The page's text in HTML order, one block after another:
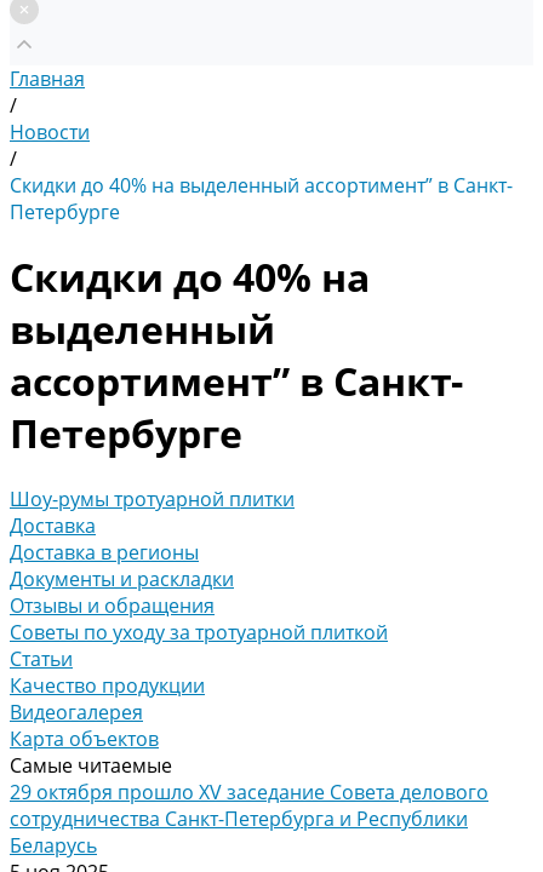
Главная
/
Новости
/
Скидки до 40% на выделенный ассортимент” в Санкт-
Петербурге
Скидки до 40% на
выделенный
ассортимент” в Санкт-
Петербурге
Шоу-румы тротуарной плитки
Доставка
Доставка в регионы
Документы и раскладки
Отзывы и обращения
Советы по уходу за тротуарной плиткой
Статьи
Качество продукции
Видеогалерея
Карта объектов
Самые читаемые
29 октября прошло XV заседание Совета делового
сотрудничества Санкт-Петербурга и Республики
Беларусь